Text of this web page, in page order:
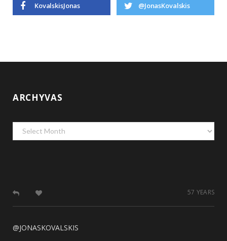
KovalskisJonas @JonasKovalskis
ARCHYVAS
Archyvas
57 YEARS
@JONASKOVALSKIS